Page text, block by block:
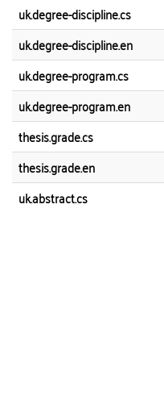
uk.degree-discipline.cs
uk.degree-discipline.en
uk.degree-program.cs
uk.degree-program.en
thesis.grade.cs
thesis.grade.en
uk.abstract.cs